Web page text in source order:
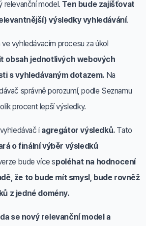
relevanční model. Ten bude zajišťovat
výsledky vyhledávání.
vyhledávacím procesu za úkol
obsah jednotlivých webových
s vyhledávaným dotazem. Na
správně porozumí, podle Seznamu
procent lepší výsledky.
i agregátor výsledků.Tato
o finální výběr výsledků
bude více spoléhat na hodnocení
že to bude mít smysl, bude rovněž
z jedné domény.
se nový relevanční model a